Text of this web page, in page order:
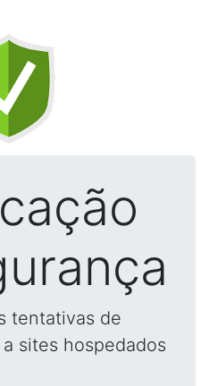
tentativas de
sites hospedados